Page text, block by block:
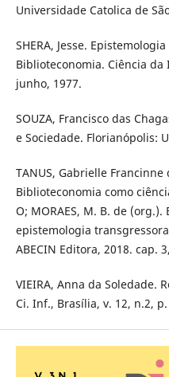
Universidade Catolica de
SHERA, Jesse.
Biblioteconomia. Ciência
junho, 1977.
SOUZA, Francisco das
e Sociedade. Florianópolis:
TANUS, Gabrielle Francinne
Biblioteconomia como
O; MORAES, M. B. de
epistemologia transgressora
ABECIN Editora, 2018. cap.
VIEIRA, Anna da Soledade.
Ci. Inf., Brasília, v. 12, n.2,